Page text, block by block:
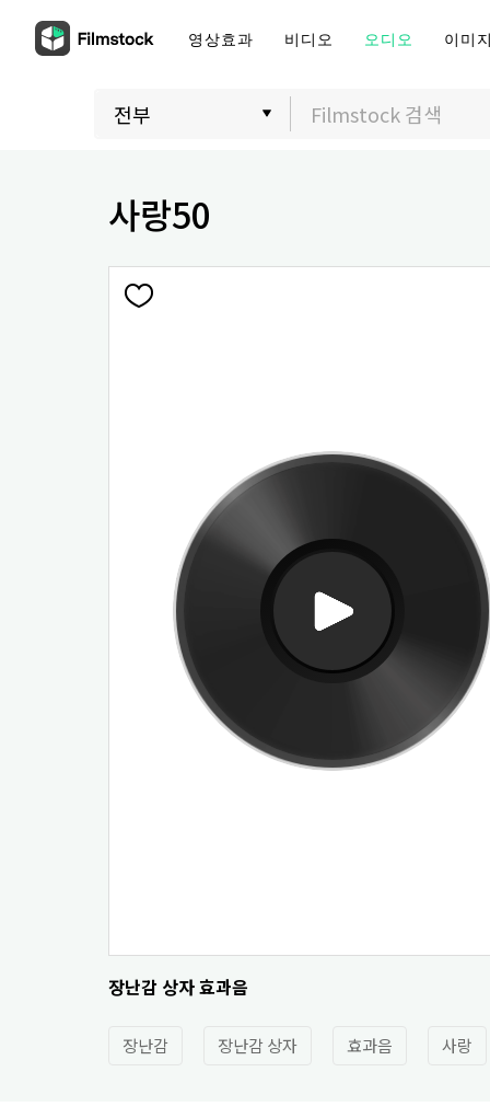
영상효과 비디오 오디오 이미
사랑50
장난감 상자 효과음
장난감 장난감 상자 효과음 사랑